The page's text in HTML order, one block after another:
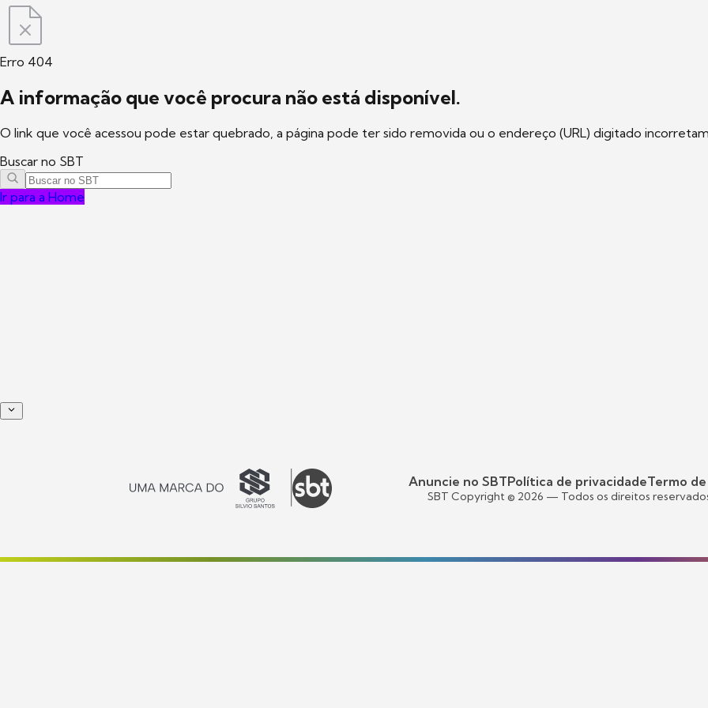
Erro 404
A informação que você procura não está disponível.
O link que você acessou pode estar quebrado, a página pode ter sido removida ou o endereço (URL) digitado
Buscar no SBT
Ir para a Home
Anuncie no SBTPolítica de privacidadeTermo de
SBT Copyright © 2026 — Todos os direitos